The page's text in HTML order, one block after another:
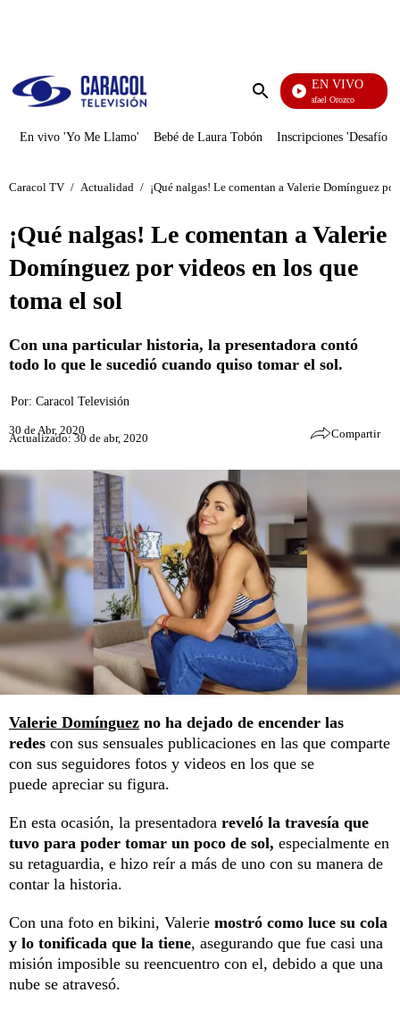
Enviar
EN VIVO
Rafael Orozco
En vivo 'Yo Me Llamo' Bebé de Laura Tobón Inscripciones 'Desafío'
Caracol TV / Actualidad / ¡Qué nalgas! Le comentan a Valerie Domínguez
¡Qué nalgas! Le comentan a Valerie
Domínguez por videos en los que
toma el sol
Con una particular historia, la presentadora contó
todo lo que le sucedió cuando quiso tomar el sol.
Por: Caracol Televisión
30 de Abr, 2020
Actualizado: 30 de abr, 2020 Compartir
Valerie Domínguez no ha dejado de encender las
redes con sus sensuales publicaciones en las que comparte
con sus seguidores fotos y videos en los que se
puede apreciar su figura.
En esta ocasión, la presentadora reveló la travesía que
tuvo para poder tomar un poco de sol, especialmente en
su retaguardia, e hizo reír a más de uno con su manera de
contar la historia.
Con una foto en bikini, Valerie mostró como luce su cola
y lo tonificada que la tiene, asegurando que fue casi una
misión imposible su reencuentro con el, debido a que una
nube se atravesó.